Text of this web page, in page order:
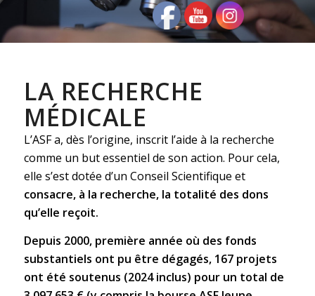
LA RECHERCHE
MÉDICALE
L’ASF a, dès l’origine, inscrit l’aide à la recherche
comme un but essentiel de son action. Pour cela,
elle s’est dotée d’un Conseil Scientifique et
consacre, à la recherche, la totalité des dons
qu’elle reçoit.
Depuis 2000, première année où des fonds
substantiels ont pu être dégagés, 167 projets
ont été soutenus (2024 inclus) pour un total de